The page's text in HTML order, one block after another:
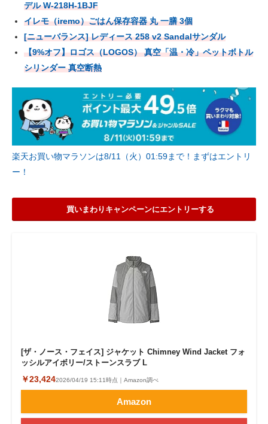
デル W-218H-1BJF
イレモ（iremo）ごはん保存容器 丸 一膳 3個
[ニューバランス] レディース 258 v2 Sandalサンダル
【9%オフ】ロゴス（LOGOS） 真空「温・冷」ペットボトル
シリンダー 真空断熱
楽天お買い物マラソンは8/11（火）01:59まで！まずはエントリ
ー！
買いまわりキャンペーンにエントリーする
[ザ・ノース・フェイス] ジャケット Chimney Wind Jacket フォ
ッシルアイボリー/ストーンスラブ L
￥23,4242026/04/19 15:11時点｜Amazon調べ
Amazon